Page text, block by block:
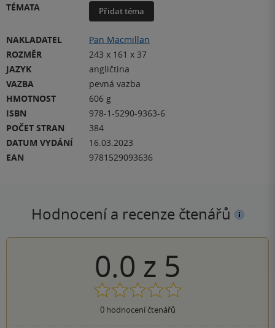
TÉMATA
Přidat téma
NAKLADATEL
Pan Macmillan
ROZMĚR
243 x 161 x 37
JAZYK
angličtina
VAZBA
pevná vazba
HMOTNOST
606 g
ISBN
978-1-5290-9363-6
POČET STRAN
384
DATUM VYDÁNÍ
16.03.2023
EAN
9781529093636
Hodnocení a recenze čtenářů
0.0 z 5
0hodnocení čtenářů